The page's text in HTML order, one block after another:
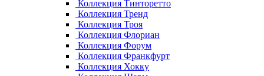
Коллекция Тинторетто
Коллекция Тренд
Коллекция Троя
Коллекция Флориан
Коллекция Форум
Коллекция Франкфурт
Коллекция Хокку